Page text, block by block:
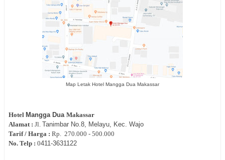
Map Letak Hotel Mangga Dua Makassar
Hotel Mangga Dua Makassar
Alamat : Jl. Tanimbar No.8, Melayu, Kec. Wajo
Tarif / Harga : Rp. 270.000 - 500.000
No. Telp : 0411-3631122